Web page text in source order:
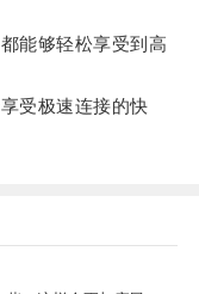
能够轻松享受到高
受极速连接的快